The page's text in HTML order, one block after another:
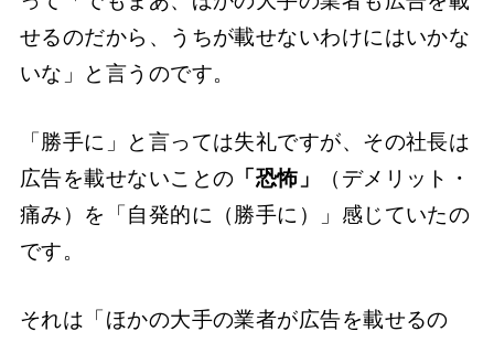
せるのだから、うちが載せないわけにはいかな
いな」と言うのです。
「勝手に」と言っては失礼ですが、その社長は
広告を載せないことの 「恐怖」
（デメリット・
痛み）を「自発的に（勝手に）」感じていたの
です。
それは「ほかの大手の業者が広告を載せるの